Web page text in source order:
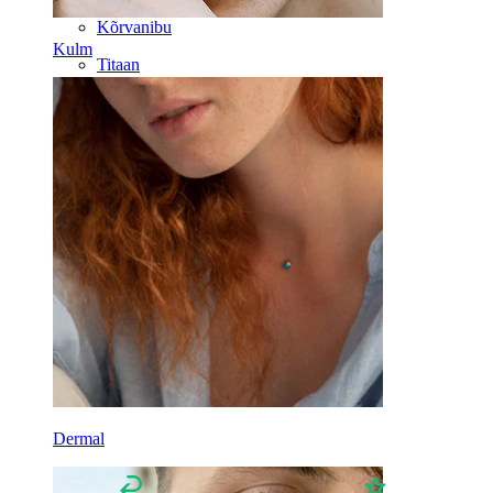
Kulm
Dermal
Kõrvanibu
Titaan